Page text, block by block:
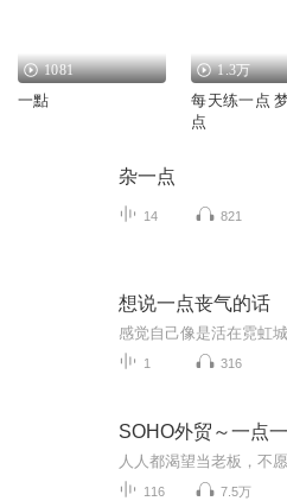
1081
一點
1.3万
每天练一点
点
杂一点
14 821
想说一点丧气的话
1 316
SOHO外贸～一点
116 7.5万